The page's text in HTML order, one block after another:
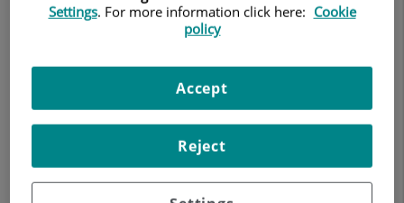
Quirónsalud lanza la tercera
temporada de YouHealth, su
proyecto audiovisual de
divulgación sanitaria sobre
enfermedades complejas y
13 DE MAYO DE 2026
Settings. For more information click here: Cookie
policy
Reject
Accept